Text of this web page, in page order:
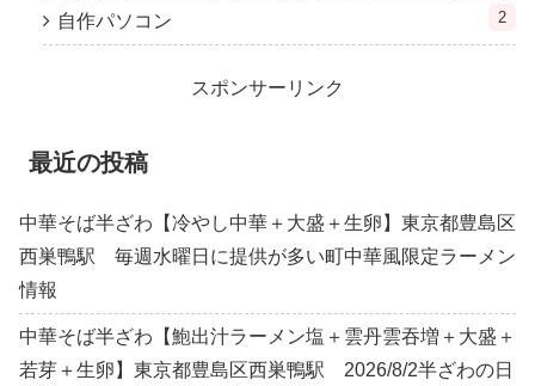
自作パソコン 2
スポンサーリンク
最近の投稿
中華そば半ざわ【冷やし中華＋大盛＋生卵】東京都豊島区
西巣鴨駅 毎週水曜日に提供が多い町中華風限定ラーメン
情報
中華そば半ざわ【鮑出汁ラーメン塩＋雲丹雲吞増＋大盛＋
若芽＋生卵】東京都豊島区西巣鴨駅 2026/8/2半ざわの日